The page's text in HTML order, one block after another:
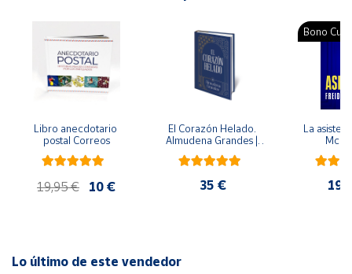
Ubicación
Baleares
Canarias,
Melilla
Libro anecdotario
postal Correos
19,95 € 10 €
El Corazón Helado.
Almudena Grandes |
Edición especial de
lujo | Libro con sello y
35 €
Bono
La
Lo último de este vendedor